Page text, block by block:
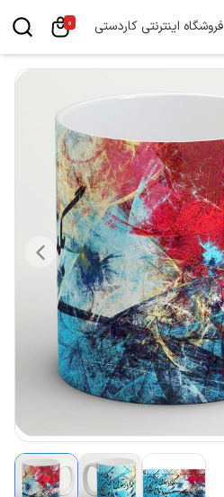
فروشگاه اینترنتی کاردستی 0